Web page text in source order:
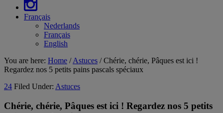
Français
Nederlands
Français
English
You are here: Home / Astuces /Chérie, chérie, Pâques est ici !
Regardez nos 5 petits pains pascals spéciaux
24 Filed Under: Astuces
Chérie, chérie, Pâques est ici ! Regardez nos 5 petits